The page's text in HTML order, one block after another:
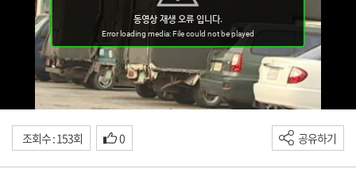
조회수 : 153회 0 공유하기